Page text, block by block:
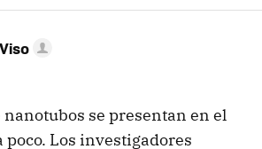
nanotubos se presentan en el
poco. Los investigadores